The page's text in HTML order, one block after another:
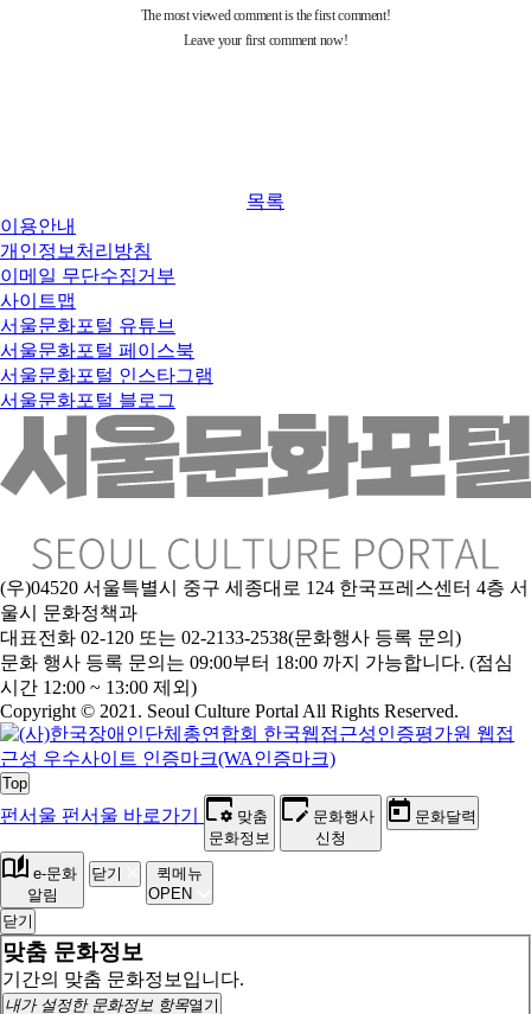
목록
이용안내
개인정보처리방침
이메일 무단수집거부
사이트맵
서울문화포털 유튜브
서울문화포털 페이스북
서울문화포털 인스타그램
서울문화포털 블로그
(우)04520 서울특별시 중구 세종대로 124 한국프레스센터 4층 서
울시 문화정책과
대표전화 02-120 또는 02-2133-2538(문화행사 등록 문의)
문화 행사 등록 문의는 09:00부터 18:00 까지 가능합니다. (점심
시간 12:00 ~ 13:00 제외)
Copyright © 2021. Seoul Culture Portal All Rights Reserved.
Top
펀서울 펀서울 바로가기
맞춤
문화정보
문화행사
신청
문화달력
e-문화
알림
닫기
퀵메뉴
OPEN
닫기
맞춤 문화정보
기간의 맞춤 문화정보입니다.
내가 설정한 문화정보 항목열기